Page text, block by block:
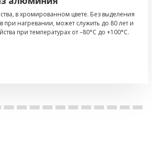
в популярном золотом цвете. Без
запахов при нагревании, может служить
свои свойства при температурах от –80°С до